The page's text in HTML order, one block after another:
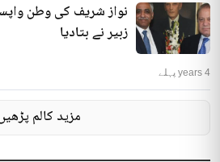
نواز شریف کی وطن
زبیر نے بتادیا
4 years پہلے
مزید کالم